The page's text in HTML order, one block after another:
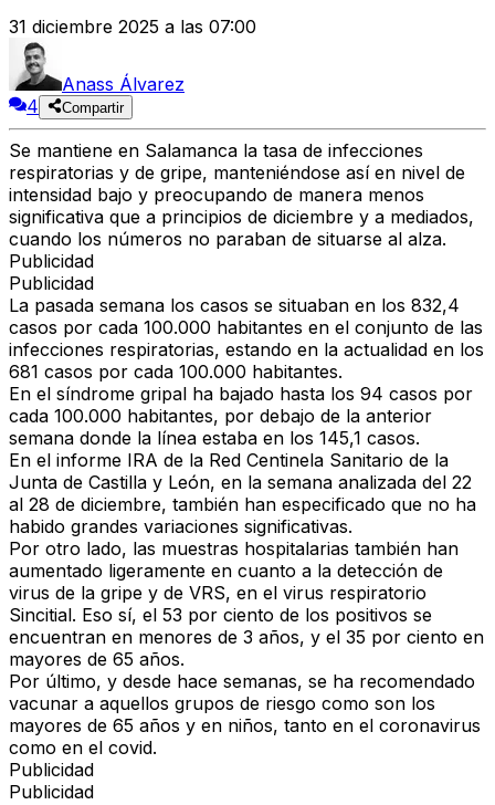
31 diciembre 2025 a las 07:00
Anass Álvarez
4
Compartir
Se mantiene en Salamanca la tasa de infecciones
respiratorias y de gripe, manteniéndose así en nivel de
intensidad bajo y preocupando de manera menos
significativa que a principios de diciembre y a mediados,
cuando los números no paraban de situarse al alza.
Publicidad
Publicidad
La pasada semana los casos se situaban en los 832,4
casos por cada 100.000 habitantes en el conjunto de las
infecciones respiratorias, estando en la actualidad en los
681 casos por cada 100.000 habitantes.
En el síndrome gripal ha bajado hasta los 94 casos por
cada 100.000 habitantes, por debajo de la anterior
semana donde la línea estaba en los 145,1 casos.
En el informe IRA de la Red Centinela Sanitario de la
Junta de Castilla y León, en la semana analizada del 22
al 28 de diciembre, también han especificado que no ha
habido grandes variaciones significativas.
Por otro lado, las muestras hospitalarias también han
aumentado ligeramente en cuanto a la detección de
virus de la gripe y de VRS, en el virus respiratorio
Sincitial. Eso sí, el 53 por ciento de los positivos se
encuentran en menores de 3 años, y el 35 por ciento en
mayores de 65 años.
Por último, y desde hace semanas, se ha recomendado
vacunar a aquellos grupos de riesgo como son los
mayores de 65 años y en niños, tanto en el coronavirus
como en el covid.
Publicidad
Publicidad